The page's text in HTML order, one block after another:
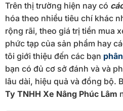
Trên thị trường hiện nay có
hóa theo nhiều tiêu chí khác
rộng rãi, theo giá trị tiền mua
phức tạp của sản phẩm hay
tôi giới thiệu đến các bạn
bạn có đủ cơ sở đánh và và
lâu dài, hiệu quả và đồng bộ.
Ty TNHH Xe Nâng Phúc Lâm